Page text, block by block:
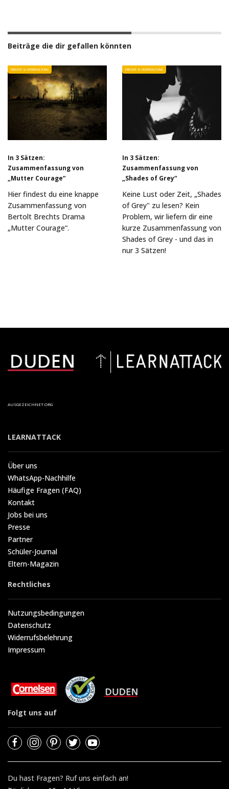
Beiträge die dir gefallen könnten
FREIZEIT & UNTERHALTUNG
In 3 Sätzen:
Zusammenfassung von
„Mutter Courage“
Hier findest du eine knappe
Zusammenfassung von
Bertolt Brechts Drama
„Mutter Courage“.
FREIZEIT & UNTERHALTUNG
In 3 Sätzen:
Zusammenfassung von
„Shades of Grey“
Keine Lust oder Zeit, „Shades
of Grey" zu lesen? Kein
Problem, wir liefern dir eine
kurze Zusammenfassung von
Shades of Grey - und das in
nur 3 Sätzen!
AUSGEZEICHNET.ORG
LEARNATTACK
Über uns
WhatsApp-Nachhilfe
Häufige Fragen (FAQ)
Kontakt
Jobs bei uns
Presse
Partner
Schüler-Journal
Eltern-Magazin
Rechtliches
Nutzungsbedingungen
Datenschutz
Widerrufsbelehrung
Impressum
Folgt uns auf
Du hast Fragen? Ruf uns einfach an!